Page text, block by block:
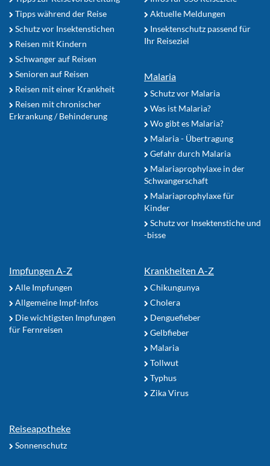
Tipps während der Reise
Schutz vor Insektenstichen
Reisen mit Kindern
Schwanger auf Reisen
Senioren auf Reisen
Reisen mit einer Krankheit
Reisen mit chronischer
Erkrankung / Behinderung
Aktuelle Meldungen
Insektenschutz passend für
Ihr Reiseziel
Malaria
Schutz vor Malaria
Was ist Malaria?
Wo gibt es Malaria?
Malaria - Übertragung
Gefahr durch Malaria
Malariaprophylaxe in der
Schwangerschaft
Malariaprophylaxe für
Kinder
Schutz vor Insektenstiche und
-bisse
Impfungen A-Z
Alle Impfungen
Allgemeine Impf-Infos
Die wichtigsten Impfungen
für Fernreisen
Krankheiten A-Z
Chikungunya
Cholera
Denguefieber
Gelbfieber
Malaria
Tollwut
Typhus
Zika Virus
Reiseapotheke
Sonnenschutz